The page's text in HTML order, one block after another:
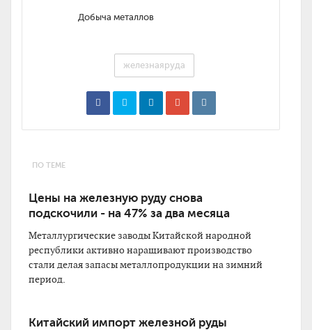
Добыча металлов
железнаяруда
ПО ТЕМЕ
Цены на железную руду снова
подскочили - на 47% за два месяца
Металлургические заводы Китайской народной
республики активно наращивают производство
стали делая запасы металлопродукции на зимний
период.
Китайский импорт железной руды